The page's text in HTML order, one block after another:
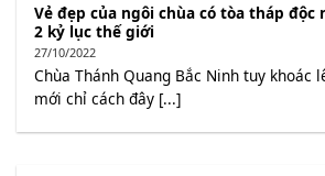
Vẻ đẹp của ngôi chùa có tòa tháp độc
2 kỷ lục thế giới
27/10/2022
Chùa Thánh Quang Bắc Ninh tuy khoác
mới chỉ cách đây [...]